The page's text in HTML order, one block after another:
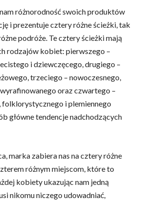
różnorodność swoich produktów
i prezentuje cztery różne ścieżki, tak
podróże. Te cztery ścieżki mają
rodzajów kobiet: pierwszego –
i dziewczęcego, drugiego –
trzeciego – nowoczesnego,
oraz czwartego –
folklorystycznego i plemiennego
główne tendencje nadchodzących
marka zabiera nas na cztery różne
różnym miejscom, które to
kobiety ukazując nam jedną
nikomu niczego udowadniać,